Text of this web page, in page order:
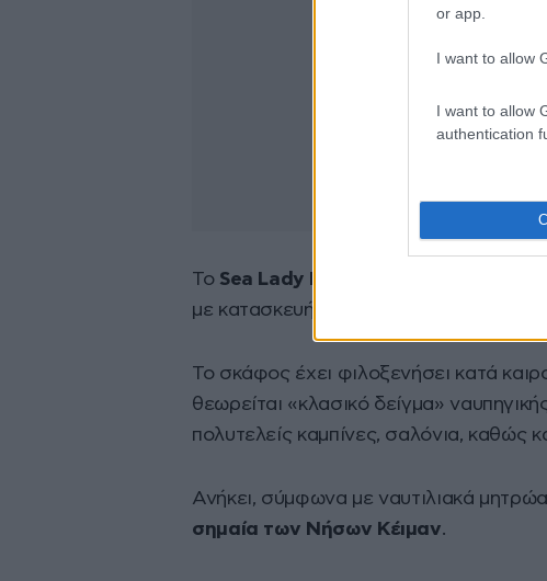
or app.
I want to allow
I want to allow
authentication
Το Sea Lady II
με κατασκευή που χρονολογείται στα
Το σκάφος έχει φιλοξενήσει κατά
θεωρείται «κλασικό δείγμα»
πολυτελείς καμπίνες, σαλόνια, καθώς
Ανήκει, σύμφωνα με ναυτιλιακά
σημαία των Νήσων Κέιμαν.